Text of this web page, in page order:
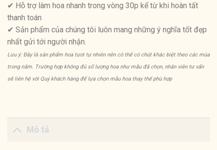
✔ Hỗ trợ làm hoa nhanh trong vòng 30p kể từ khi hoàn tất
thanh toán
✔ Sản phẩm của chúng tôi luôn mang những ý nghĩa tốt đẹp
nhất gửi tới người nhận.
Lưu ý: Đây là sản phẩm hoa tươi tự nhiên nên có thể có chút khác biệt theo các mùa
trong năm. Trường hợp không đủ số lượng hoa như mẫu đã chọn, nhân viên tư vấn
sẽ liên hệ với Quý khách hàng để lựa chọn mẫu hoa thay thế phù hợp
Mô tả